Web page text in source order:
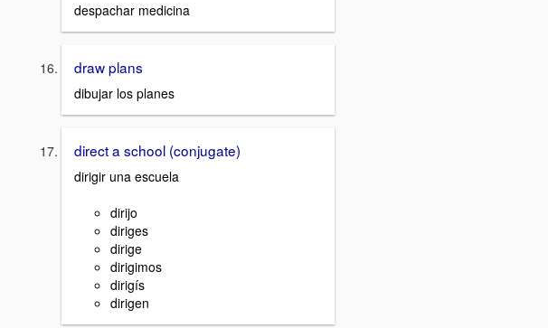
despachar medicina
draw plans
dibujar los planes
direct a school (conjugate)
dirigir una escuela
dirijo
diriges
dirige
dirigimos
dirigís
dirigen